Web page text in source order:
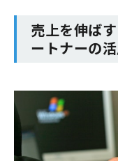
売上を伸ば
ートナーの